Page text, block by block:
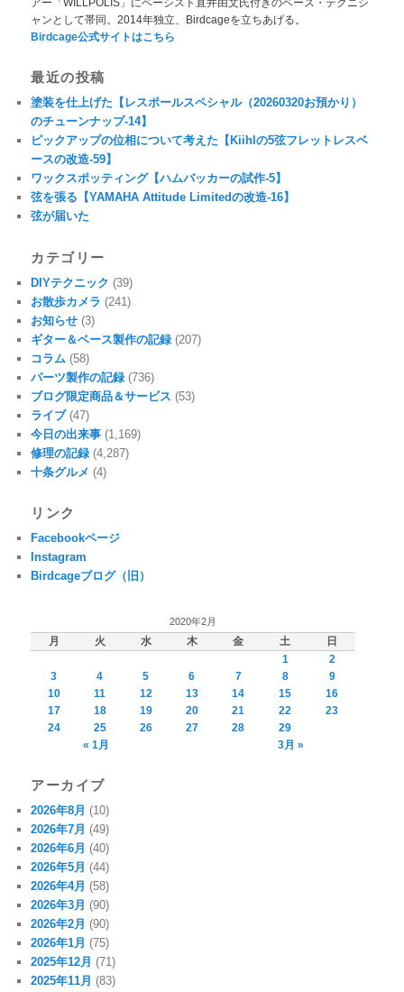
アー「WILLPOLIS」にベーシスト直井由文氏付きのベース・テクニシ
ャンとして帯同。2014年独立、Birdcageを立ちあげる。
Birdcage公式サイトはこちら
最近の投稿
塗装を仕上げた【レスポールスペシャル（20260320お預かり）
のチューンナップ-14】
ピックアップの位相について考えた【Kiihlの5弦フレットレスベ
ースの改造-59】
ワックスポッティング【ハムバッカーの試作-5】
弦を張る【YAMAHA Attitude Limitedの改造-16】
弦が届いた
カテゴリー
DIYテクニック (39)
お散歩カメラ (241)
お知らせ (3)
ギター＆ベース製作の記録 (207)
コラム (58)
パーツ製作の記録 (736)
ブログ限定商品＆サービス (53)
ライブ(47)
今日の出来事 (1,169)
修理の記録 (4,287)
十条グルメ (4)
リンク
Facebookページ
Instagram
Birdcageブログ（旧）
2020年2月
月 火 水 木 金 土
日
1
2
3
4 5 6 7 8
9
10
11 12 13 14 15
16
17
18 19 20 21 22
23
24
25 26 27 28
29
« 1月
3月 »
アーカイブ
2026年8月 (10)
2026年7月 (49)
2026年6月 (40)
2026年5月 (44)
2026年4月 (58)
2026年3月 (90)
2026年2月 (90)
2026年1月 (75)
2025年12月 (71)
2025年11月 (83)